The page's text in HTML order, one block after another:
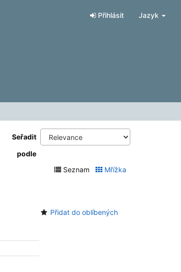
Přihlásit Jazyk
Seřadit
podle
Seznam
Mřížka
Přidat do oblíbených